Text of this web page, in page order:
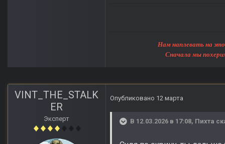
Нам наплевать на этот
Сначала мы похерим
VINT_THE_STALK
ER
Эксперт
Опубликовано 12 марта
В 12.03.2026 в 17:08, Пихта